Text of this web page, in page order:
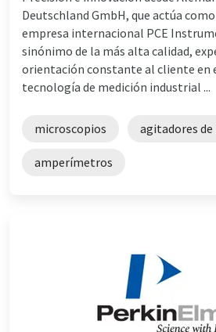
Deutschland GmbH, que actúa
empresa internacional PCE
sinónimo de la más alta calidad,
orientación constante al cliente en
tecnología de medición industrial ...
microscopios agitadores
amperímetros